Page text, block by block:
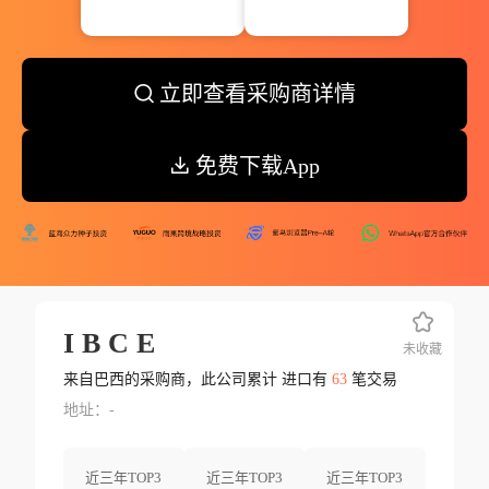
立即查看采购商详情
免费下载App
I B C E
来自巴西的采购商，此公司累计 进口有 63笔交易
地址：-
近三年TOP3 近三年TOP3 近三年TOP3
未收藏